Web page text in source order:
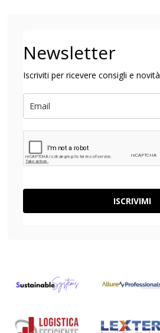
Newsletter
Iscriviti per ricevere consigli e novità
ISCRIVIMI